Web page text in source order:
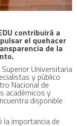
contribuirá a
el quehacer
de la
Universitaria
y público
Nacional de
académicos y
disponible
la importancia de